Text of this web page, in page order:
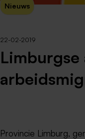
Nieuws
22-02-2019
Limburgse
Provincie Limburg,